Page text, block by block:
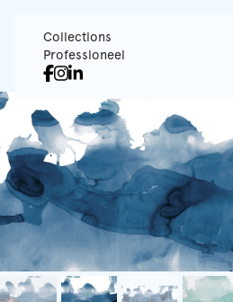
Collections
Professioneel